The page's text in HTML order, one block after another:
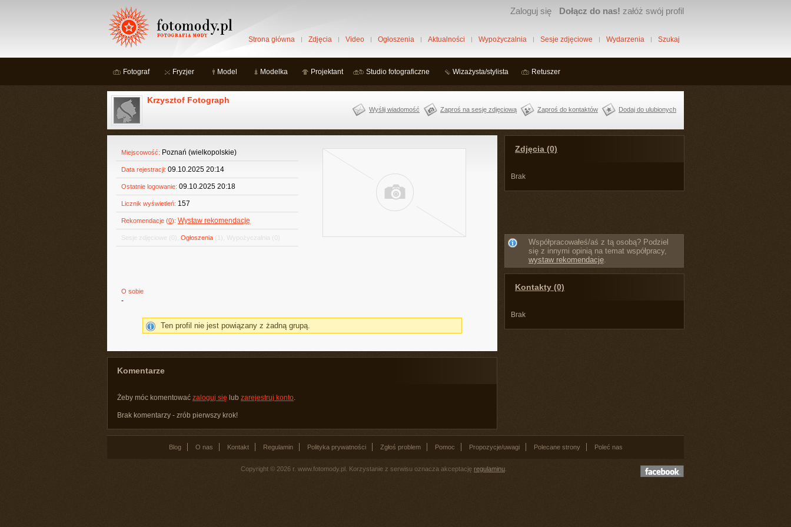
Zaloguj się Dołącz do nas! załóż swój profil
Strona główna Zdjęcia Video Ogłoszenia Aktualności Wypożyczalnia Sesje zdjęciowe Wydarzenia Szukaj
Fotograf Fryzjer Model Modelka Projektant Studio fotograficzne Wizażysta/stylista Retuszer
Krzysztof Fotograph
Wyślij wiadomość Zaproś na sesję zdjęciową Zaproś do kontaktów Dodaj do ulubionych
Miejscowość: Poznań (wielkopolskie)
Data rejestracji: 09.10.2025 20:14
Ostatnie logowanie: 09.10.2025 20:18
Licznik wyświetleń: 157
Rekomendacje (0): Wystaw rekomendację
Sesje zdjęciowe (0) Ogłoszenia (1) Wypożyczalnia (0)
O sobie
-
Ten profil nie jest powiązany z żadną grupą.
Komentarze
Żeby móc komentować zaloguj się lub zarejestruj konto.
Brak komentarzy - zrób pierwszy krok!
Zdjęcia (0)
Brak
Współpracowałeś/aś z tą osobą? Podziel
się z innymi opinią na temat współpracy,
wystaw rekomendację.
Kontakty (0)
Brak
Blog O nas Kontakt Regulamin Polityka prywatności Zgłoś problem Pomoc Propozycje/uwagi Polecane strony Poleć nas
Copyright © 2026 r. www.fotomody.pl. Korzystanie z serwisu oznacza akceptację regulaminu